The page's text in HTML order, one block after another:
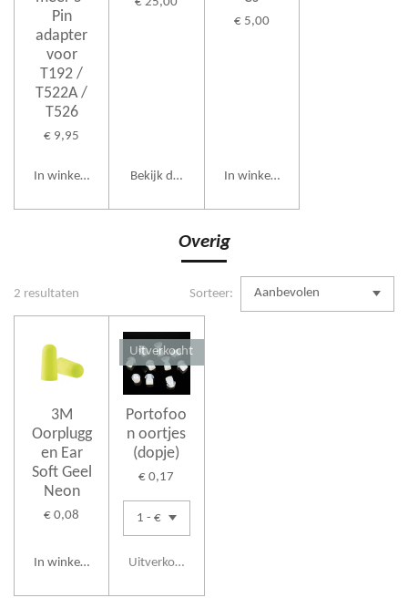
Pin
adapter
voor
T192 /
T522A /
T526
€ 9,95
In winkelwagen Bekijk details
€ 5,00
In winkelwagen
Overig
2 resultaten Sorteer:
3M
Oorplugg
en Ear
Soft Geel
Neon
€ 0,08
In winkelwagen
Uitverkocht
Portofoo
n oortjes
(dopje)
€ 0,17
Uitverkocht